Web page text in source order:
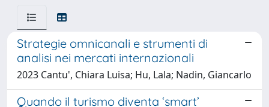
Strategie omnicanali e strumenti di
analisi nei mercati internazionali
2023 Cantu', Chiara Luisa; Hu, Lala; Nadin, Giancarlo
Quando il turismo diventa ‘smart’